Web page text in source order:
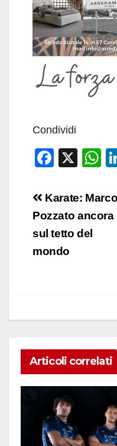
Condividi
F
c
e
b
o
X
at
s
articoli
Karate: Marco
Pozzato ancora
sul tetto del
mondo
Articoli correlati